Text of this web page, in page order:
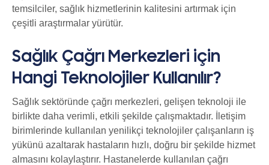
temsilciler, sağlık hizmetlerinin kalitesini artırmak için
çeşitli araştırmalar yürütür.
Sağlık Çağrı Merkezleri için
Hangi Teknolojiler Kullanılır?
Sağlık sektöründe çağrı merkezleri, gelişen teknoloji ile
birlikte daha verimli, etkili şekilde çalışmaktadır. İletişim
birimlerinde kullanılan yenilikçi teknolojiler çalışanların iş
yükünü azaltarak hastaların hızlı, doğru bir şekilde hizmet
almasını kolaylaştırır. Hastanelerde kullanılan çağrı